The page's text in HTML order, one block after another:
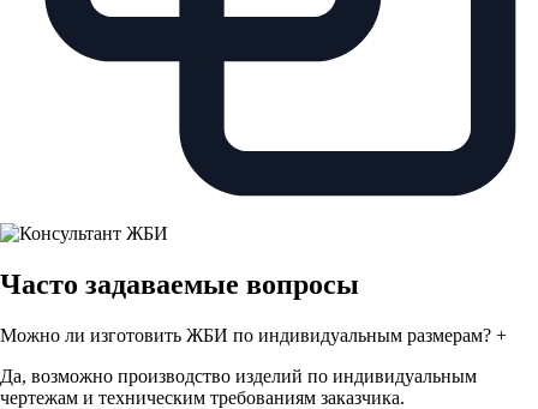
Часто задаваемые вопросы
Можно ли изготовить ЖБИ по индивидуальным размерам? +
Да, возможно производство изделий по индивидуальным
чертежам и техническим требованиям заказчика.